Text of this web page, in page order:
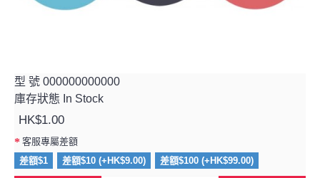
型 號 000000000000
庫存狀態 In Stock
HK$1.00
客服專屬差額
差額$1
差額$10 (+HK$9.00) 差額$100 (+HK$99.00)